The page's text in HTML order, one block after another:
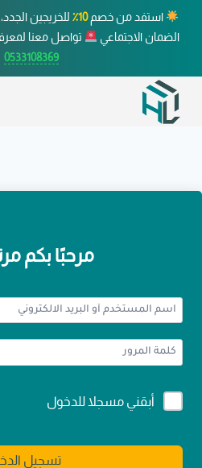
استفد من خصم10٪
للخريجين
الضمان الاجتماعي
تواصل معنا
0533108369
مرحبًا بكم
Alternative:
أبقني مسجلا للدخول
تسجيل